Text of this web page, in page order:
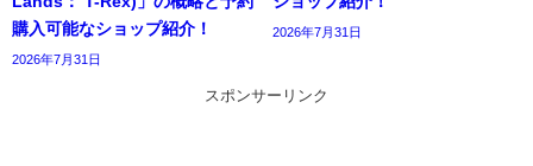
購入可能なショップ紹介！
2026年7月31日
2026年7月31日
スポンサーリンク